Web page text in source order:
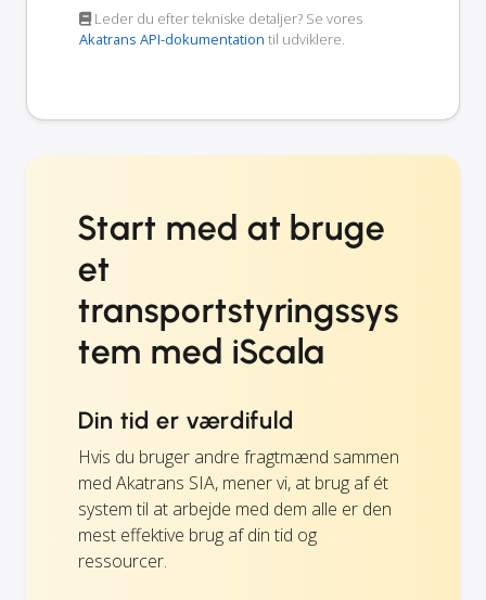
Leder du efter tekniske detaljer? Se vores
Akatrans API-dokumentation til udviklere.
Start med at bruge
et
transportstyringssys
tem med iScala
Din tid er værdifuld
Hvis du bruger andre fragtmænd sammen
med Akatrans SIA, mener vi, at brug af ét
system til at arbejde med dem alle er den
mest effektive brug af din tid og
ressourcer.